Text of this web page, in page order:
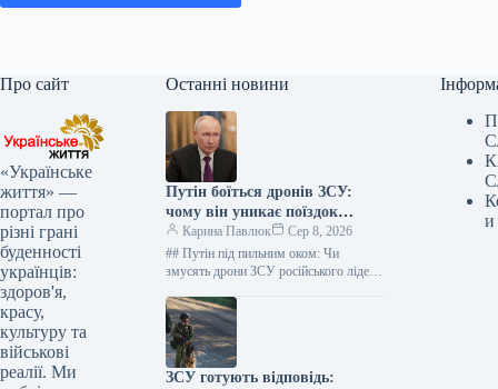
Про сайт
«Українське
життя» —
портал про
різні грані
буденності
українців:
здоров'я,
красу,
культуру та
військові
реалії. Ми
Останні новини
Путін боїться дронів ЗСУ:
чому він уникає поїздок
Україною
Карина Павлюк
Сер 8, 2026
## Путін під пильним оком: Чи
змусять дрони ЗСУ російського лідера
географії візитів: Чи впливають…
ЗСУ готують відповідь:
и